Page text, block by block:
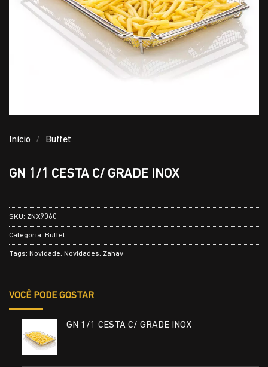
Início / Buffet
GN 1/1 CESTA C/ GRADE INOX
SKU: ZNX9060
Categoria: Buffet
Tags: Novidade, Novidades, Zahav
VOCÊ PODE GOSTAR
GN 1/1 CESTA C/ GRADE INOX